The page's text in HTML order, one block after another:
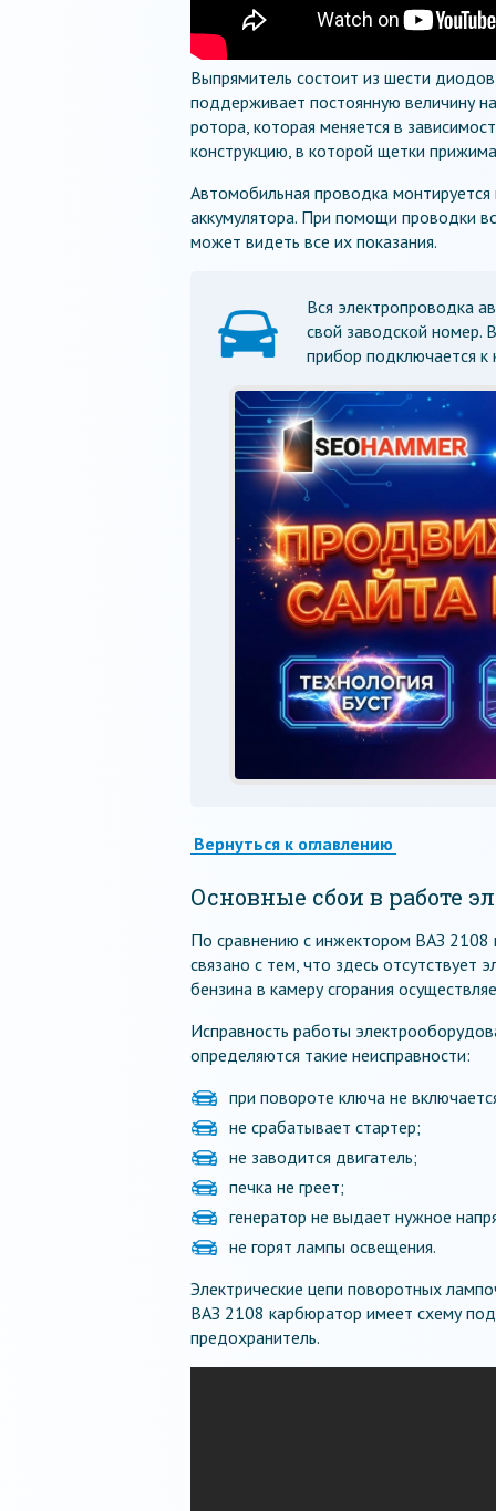
Выпрямитель состоит из шести
поддерживает постоянную величину
ротора, которая меняется в
конструкцию, в которой щетки
Автомобильная проводка монтируется
аккумулятора. При помощи проводки
может видеть все их показания.
Вся электропроводка
свой заводской номер.
прибор подключается к
Вернуться к оглавлению
Основные сбои в работе
По сравнению с инжектором ВАЗ 2108
связано с тем, что здесь отсутствует
бензина в камеру сгорания
Исправность работы
определяются такие неисправности:
при повороте ключа не
не срабатывает стартер;
не заводится двигатель;
печка не греет;
генератор не выдает нужное
не горят лампы освещения.
Электрические цепи поворотных
ВАЗ 2108 карбюратор имеет схему
предохранитель.